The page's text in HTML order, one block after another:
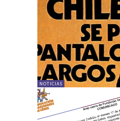
NOTICIAS